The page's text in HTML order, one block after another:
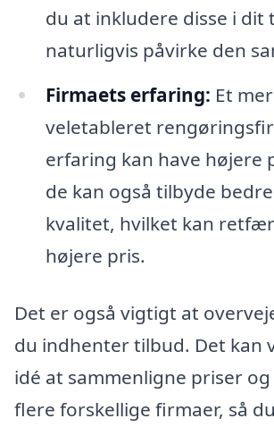
du at inkludere disse i dit
naturligvis påvirke den
Firmaets erfaring: Et
veletableret
erfaring kan have højere
de kan også tilbyde
kvalitet, hvilket kan
højere pris.
Det er også vigtigt at
du indhenter tilbud. Det kan
idé at sammenligne priser
flere forskellige firmaer, så